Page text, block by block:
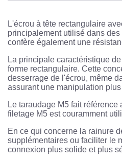
L'écrou à tête rectangulaire
principalement utilisé dans
confère également une
La principale caractéristique
forme rectangulaire. Cette
desserrage de l'écrou, même
assurant une manipulation
Le taraudage M5 fait
filetage M5 est couramment
En ce qui concerne la rainure
supplémentaires ou faciliter le
connexion plus solide et plus